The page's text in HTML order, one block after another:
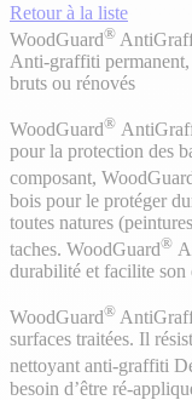
Retour à la liste
WoodGuard®
Anti-graffiti
bruts ou rénovés
WoodGuard®
pour la protection des
composant,
bois pour le protéger
toutes natures
taches. WoodGuard®
durabilité et facilite son
WoodGuard®
surfaces traitées. Il
nettoyant anti-graffiti
besoin d’être ré-